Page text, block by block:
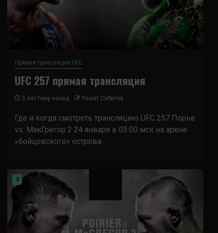
Прямая трансляция UFC
UFC 257 прямая трансляция
5 лет тому назад Решит Сабитов
Где и когда смотреть трансляцию UFC 257 Порье
vs. МакГрегор 2 24 января в 03:00 мск на арене
«бойцовского» острова...
3